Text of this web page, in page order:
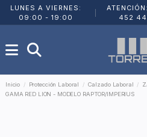
LUNES A VIERNES:
09:00 - 19:00
452
Inicio Protección Laboral Calzado Laboral
GAMA RED LION - MODELO RAPTOR/IMPERIUS